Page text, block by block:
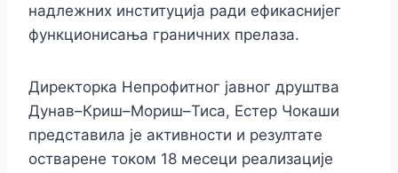
надлежних институција ради ефикаснијег
функционисања граничних прелаза.
Директорка Непрофитног јавног друштва
Дунав–Криш–Мориш–Тиса, Естер Чокаши
представила је активности и резултате
остварене током 18 месеци реализације